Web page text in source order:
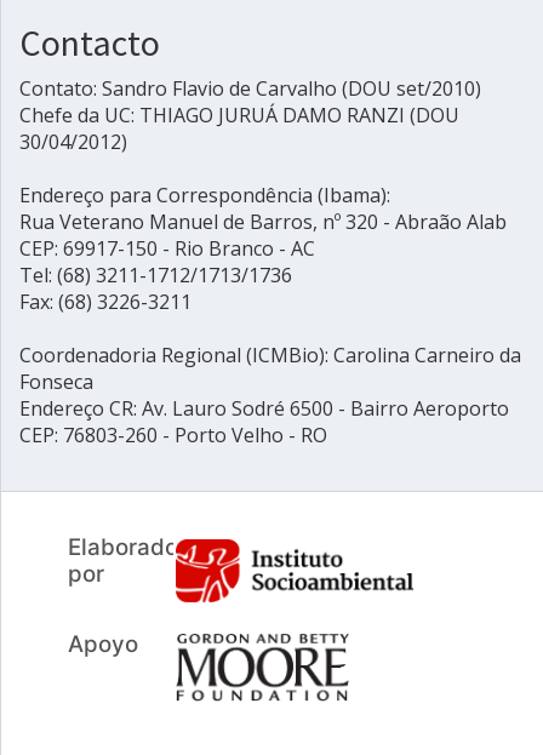
Contacto
Contato: Sandro Flavio de Carvalho (DOU set/2010)
Chefe da UC: THIAGO JURUÁ DAMO RANZI (DOU
30/04/2012)
Endereço para Correspondência (Ibama):
Rua Veterano Manuel de Barros, nº 320 - Abraão Alab
CEP: 69917-150 - Rio Branco - AC
Tel: (68) 3211-1712/1713/1736
Fax: (68) 3226-3211
Coordenadoria Regional (ICMBio): Carolina Carneiro da
Fonseca
Endereço CR: Av. Lauro Sodré 6500 - Bairro Aeroporto
CEP: 76803-260 - Porto Velho - RO